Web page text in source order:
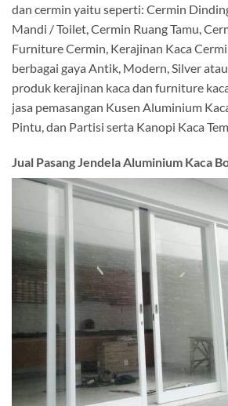
dan cermin yaitu seperti: Cermin
Mandi / Toilet, Cermin Ruang Tamu,
Furniture Cermin, Kerajinan Kaca
berbagai gaya Antik, Modern, Silver
produk kerajinan kaca dan furniture
jasa pemasangan Kusen Aluminium
Pintu, dan Partisi serta Kanopi Kaca
Jual Pasang Jendela Aluminium Kaca